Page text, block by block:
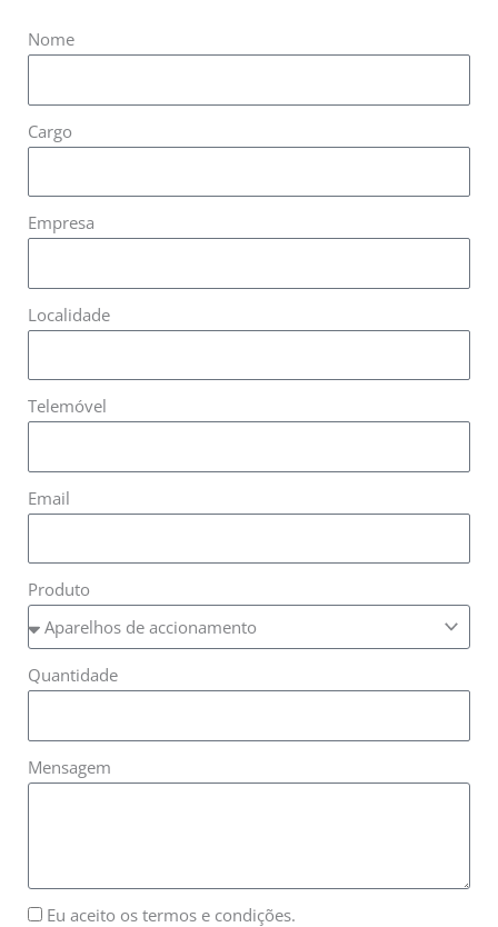
Nome
Cargo
Empresa
Localidade
Telemóvel
Email
Produto
Quantidade
Mensagem
Eu aceito os termos e condições.